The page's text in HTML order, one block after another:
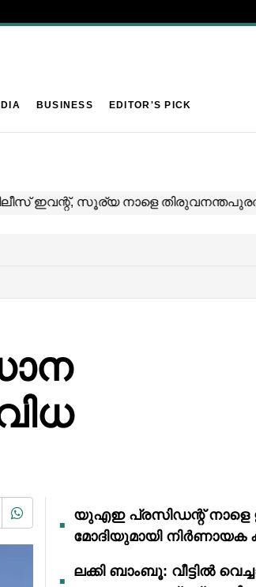
BUSINESS EDITOR'S PICK
യുഎഇ പ്രസിഡന്റ് നാളെ
മോദിയുമായി നിർണായക
ലക്കി ബാംബൂ: വീട്ടിൽ